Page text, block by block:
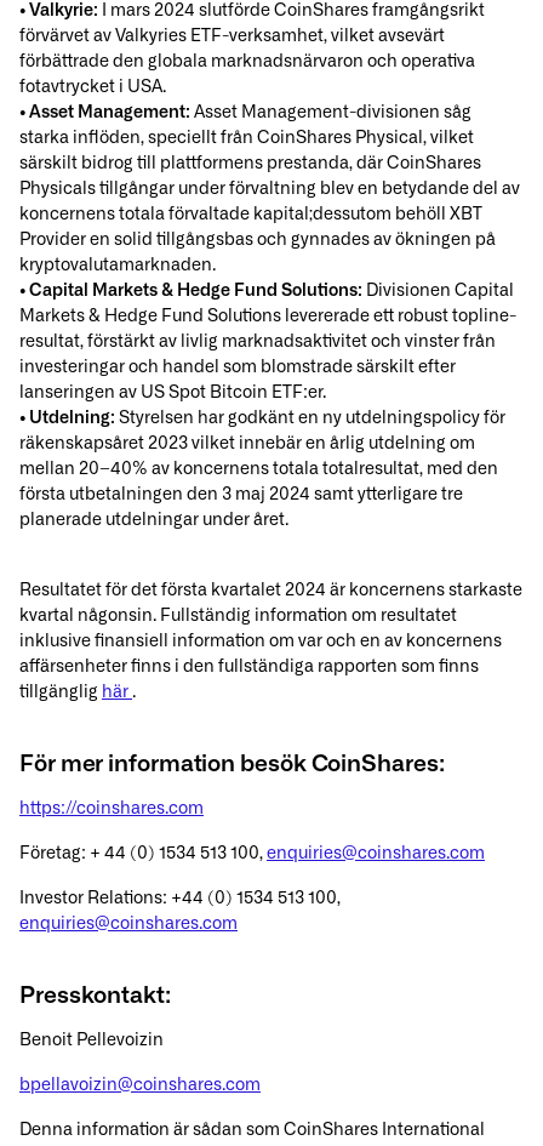
• Valkyrie: I mars 2024 slutförde CoinShares framgångsrikt
förvärvet av Valkyries ETF-verksamhet, vilket avsevärt
förbättrade den globala marknadsnärvaron och operativa
fotavtrycket i USA.
• Asset Management: Asset Management-divisionen såg
starka inflöden, speciellt från CoinShares Physical, vilket
särskilt bidrog till plattformens prestanda, där CoinShares
Physicals tillgångar under förvaltning blev en betydande del av
koncernens totala förvaltade kapital;dessutom behöll XBT
Provider en solid tillgångsbas och gynnades av ökningen på
kryptovalutamarknaden.
• Capital Markets & Hedge Fund Solutions: Divisionen Capital
Markets & Hedge Fund Solutions levererade ett robust topline-
resultat, förstärkt av livlig marknadsaktivitet och vinster från
investeringar och handel som blomstrade särskilt efter
lanseringen av US Spot Bitcoin ETF:er.
• Utdelning: Styrelsen har godkänt en ny utdelningspolicy för
räkenskapsåret 2023 vilket innebär en årlig utdelning om
mellan 20–40% av koncernens totala totalresultat, med den
första utbetalningen den 3 maj 2024 samt ytterligare tre
planerade utdelningar under året.
Resultatet för det första kvartalet 2024 är koncernens starkaste
kvartal någonsin. Fullständig information om resultatet
inklusive finansiell information om var och en av koncernens
affärsenheter finns i den fullständiga rapporten som finns
tillgänglig här .
För mer information besök CoinShares:
https://coinshares.com
Företag: + 44 (0) 1534 513 100, enquiries@coinshares.com
Investor Relations: +44 (0) 1534 513 100,
enquiries@coinshares.com
Presskontakt:
Benoit Pellevoizin
bpellavoizin@coinshares.com
Denna information är sådan som CoinShares International